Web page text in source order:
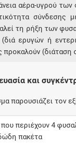
αέρα-υγρού
σύνδεσης
τη ρήξη των
(διά ερυγών ή
προκαλούν (διάταση
και
παρουσιάζει τον
που περιέχουν4
πακέτα